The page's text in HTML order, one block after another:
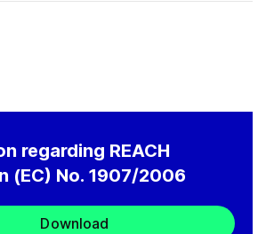
regarding REACH
(EC) No. 1907/2006
Download